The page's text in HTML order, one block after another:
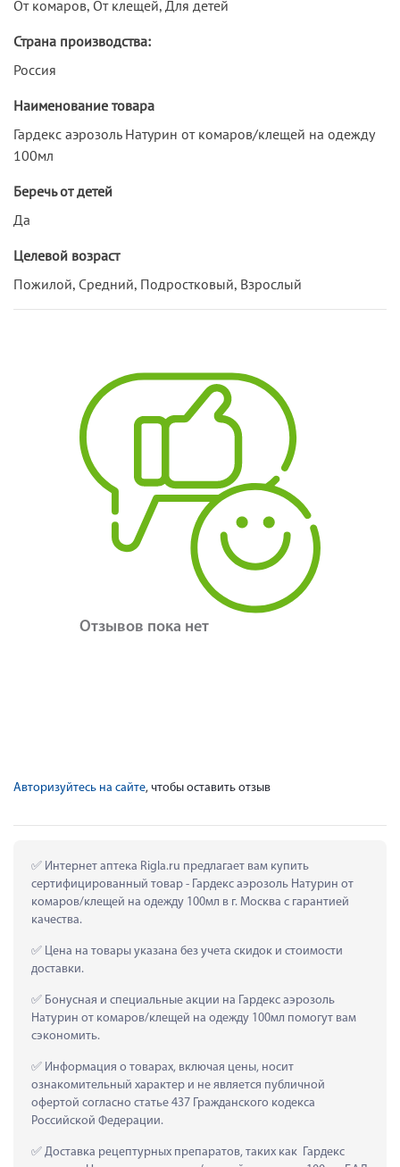
От комаров, От клещей, Для детей
Страна производства:
Россия
Наименование товара
Гардекс аэрозоль Натурин от комаров/клещей на одежду
100мл
Беречь от детей
Да
Целевой возраст
Пожилой, Средний, Подростковый, Взрослый
Отзывов пока нет
Авторизуйтесь на сайте, чтобы оставить отзыв
Интернет аптека Rigla.ru предлагает вам купить
сертифицированный товар - Гардекс аэрозоль Натурин от
комаров/клещей на одежду 100мл в г. Москва с гарантией
качества.
Цена на товары указана без учета скидок и стоимости
доставки.
Бонусная и специальные акции на Гардекс аэрозоль
Натурин от комаров/клещей на одежду 100мл помогут вам
сэкономить.
Информация о товарах, включая цены, носит
ознакомительный характер и не является публичной
офертой согласно статье 437 Гражданского кодекса
Российской Федерации.
Доставка рецептурных препаратов, таких как  Гардекс